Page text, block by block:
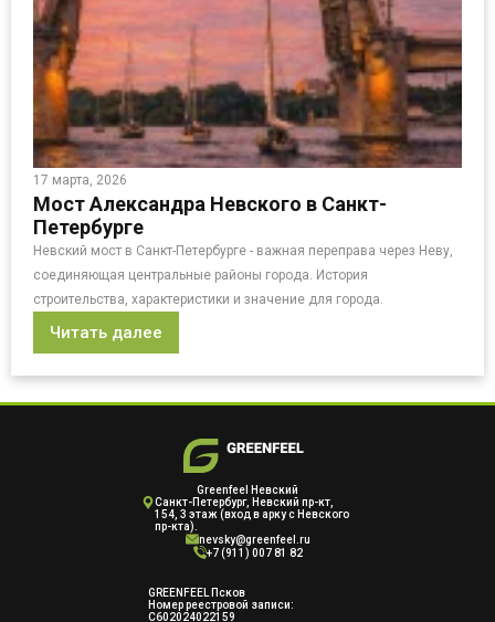
17 марта, 2026
Мост Александра Невского в Санкт-
Петербурге
Невский мост в Санкт-Петербурге - важная переправа через Неву,
соединяющая центральные районы города. История
строительства, характеристики и значение для города.
Читать далее
Greenfeel Невский
Cанкт-Петербург, Невский пр-кт,
154, 3 этаж (вход в арку с Невского
пр-кта).
nevsky@greenfeel.ru
+7 (911) 007 81 82
GREENFEEL Псков
Номер реестровой записи:
С602024022159